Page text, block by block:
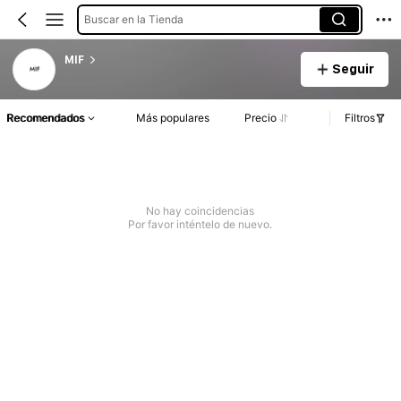
Buscar en la Tienda
MIF
Seguir
Recomendados Más populares Precio Filtros
No hay coincidencias
Por favor inténtelo de nuevo.